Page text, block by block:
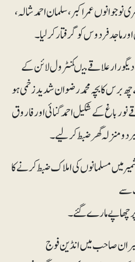
قصبے میں بلاجواز ۶کشمیری نوجوانوں عمر اکبر، سلمان احمد شالہ،
ماجد فردوس کوگرفتار کرلیا۔
علاقے میںکنٹرول لائن کے
کا بچہ محمد رضوان شدید زخمی ہو
باغ کے شکیل احمد گنائی اور فاروق
دومنزلہ گھر ضبط کر لیے ۔
میں مسلمانوں کی املاک ضبط کرنے کا
سے
صاحب میں انڈین فوج